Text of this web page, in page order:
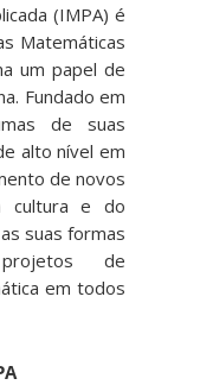
(IMPA) é
Matemáticas
um papel de
Fundado em
de suas
alto nível em
de novos
cultura e do
suas formas
de
em todos